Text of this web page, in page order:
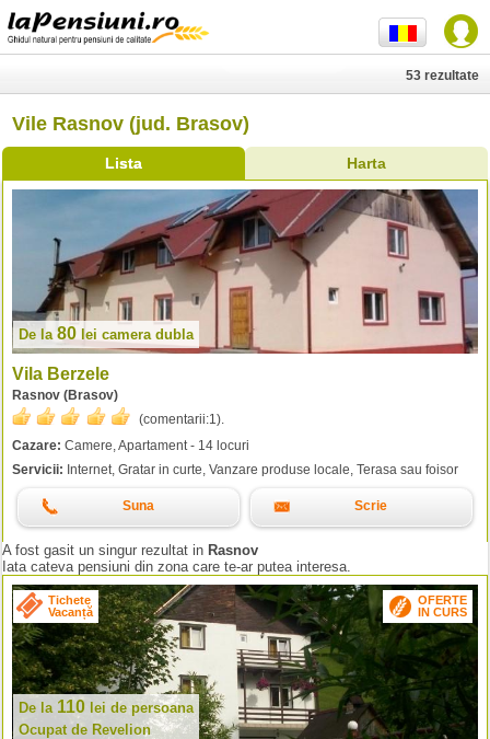
Vile Rasnov (jud. Brasov)
Lista Harta
53 rezultate
De la 80 lei camera dubla
Vila Berzele
Rasnov (Brasov)
(comentarii:1).
Cazare: Camere, Apartament - 14 locuri
Servicii: Internet, Gratar in curte, Vanzare produse locale, Terasa sau foisor
Suna Scrie
A fost gasit un singur rezultat in Rasnov
Iata cateva pensiuni din zona care te-ar putea interesa.
Tichete
Vacanță
OFERTE
IN CURS
De la 110 lei de persoana
Ocupat de Revelion